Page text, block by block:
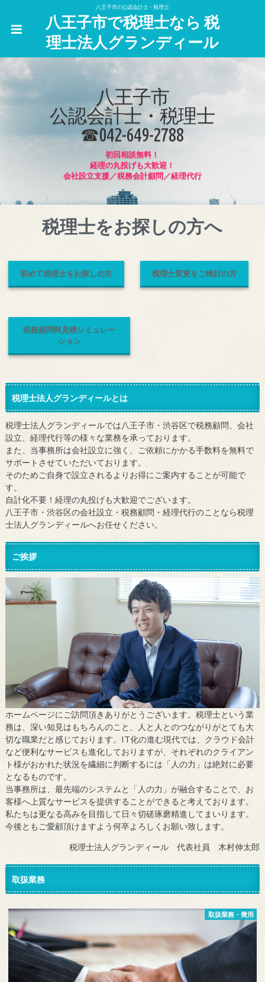
八王子市の公認会計士・税理士
八王子市で税理士なら 税
理士法人グランディール
八王子市
公認会計士・税理士
☎042-649-2788
初回相談無料！
経理の丸投げも大歓迎！
会社設立支援／税務会計顧問／経理代行
税理士をお探しの方へ
初めて税理士をお探しの方 税理士変更をご検討の方
税務顧問料見積シミュレー
ション
税理士法人グランディールとは
税理士法人グランディールでは八王子市・渋谷区で税務顧問、会社
設立、経理代行等の様々な業務を承っております。
また、当事務所は会社設立に強く、ご依頼にかかる手数料を無料で
サポートさせていただいております。
そのためご自身で設立されるよりお得にご案内することが可能で
す。
自計化不要！経理の丸投げも大歓迎でございます。
八王子市・渋谷区の会社設立・税務顧問・経理代行のことなら税理
士法人グランディールへお任せください。
ご挨拶
ホームページにご訪問頂きありがとうございます。税理士という業
務は、深い知見はもちろんのこと、人と人とのつながりがとても大
切な職業だと感じております。IT化の進む現代では、クラウド会計
など便利なサービスも進化しておりますが、それぞれのクライアン
ト様がおかれた状況を繊細に判断するには「人の力」は絶対に必要
となるものです。
当事務所は、最先端のシステムと「人の力」が融合することで、お
客様へ上質なサービスを提供することができると考えております。
私たちは更なる高みを目指して日々切磋琢磨精進してまいります。
今後ともご愛顧頂けますよう何卒よろしくお願い致します。
税理士法人グランディール 代表社員 木村伸太郎
取扱業務
取扱業務・費用